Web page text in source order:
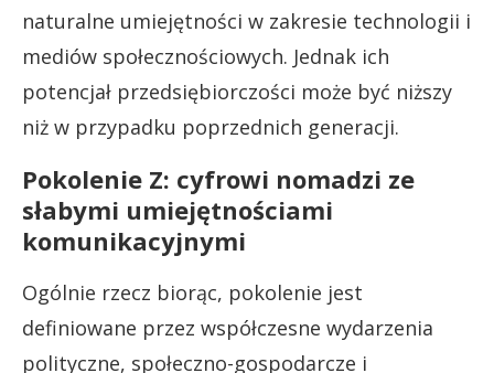
naturalne umiejętności w zakresie technologii i
mediów społecznościowych. Jednak ich
potencjał przedsiębiorczości może być niższy
niż w przypadku poprzednich generacji.
Pokolenie Z: cyfrowi nomadzi ze
słabymi umiejętnościami
komunikacyjnymi
Ogólnie rzecz biorąc, pokolenie jest
definiowane przez współczesne wydarzenia
polityczne, społeczno-gospodarcze i